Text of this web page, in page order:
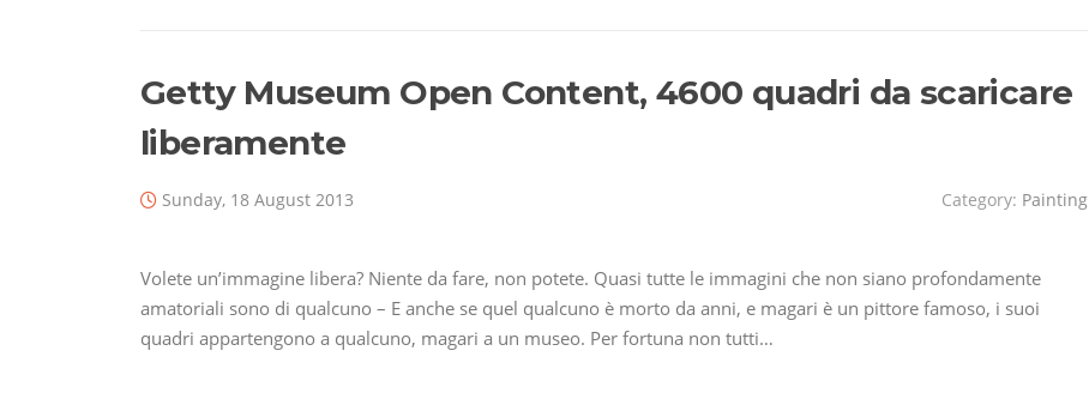
Getty Museum Open Content, 4600 quadri da scaricare
liberamente
Sunday, 18 August 2013 Category: Painting
Volete un’immagine libera? Niente da fare, non potete. Quasi tutte le immagini che non siano profondamente
amatoriali sono di qualcuno – E anche se quel qualcuno è morto da anni, e magari è un pittore famoso, i suoi
quadri appartengono a qualcuno, magari a un museo. Per fortuna non tutti…